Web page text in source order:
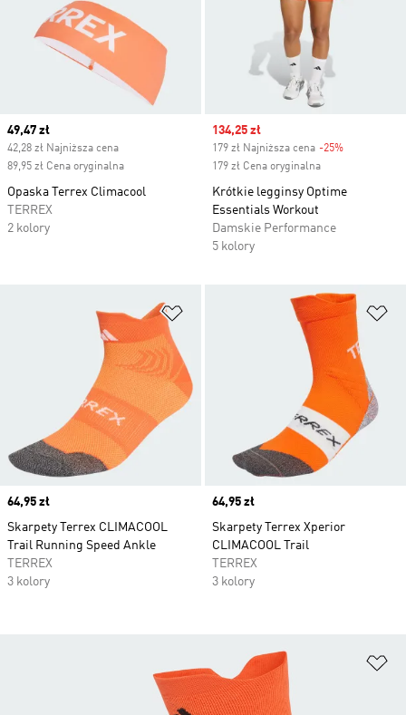
Current price
49,47 zł
42,28 zł Najniższa cena
89,95 zł Cena oryginalna
Opaska Terrex Climacool
TERREX
2 kolory
Sale price
134,25 zł
179 zł Najniższa cena -25%
179 zł Cena oryginalna
Krótkie legginsy Optime
Essentials Workout
Damskie Performance
5 kolory
Dodaj do listy życzeń
Price
64,95 zł
Skarpety Terrex CLIMACOOL
Trail Running Speed Ankle
TERREX
3 kolory
Price
64,95 zł
Skarpety Terrex Xperior
CLIMACOOL Trail
TERREX
3 kolory